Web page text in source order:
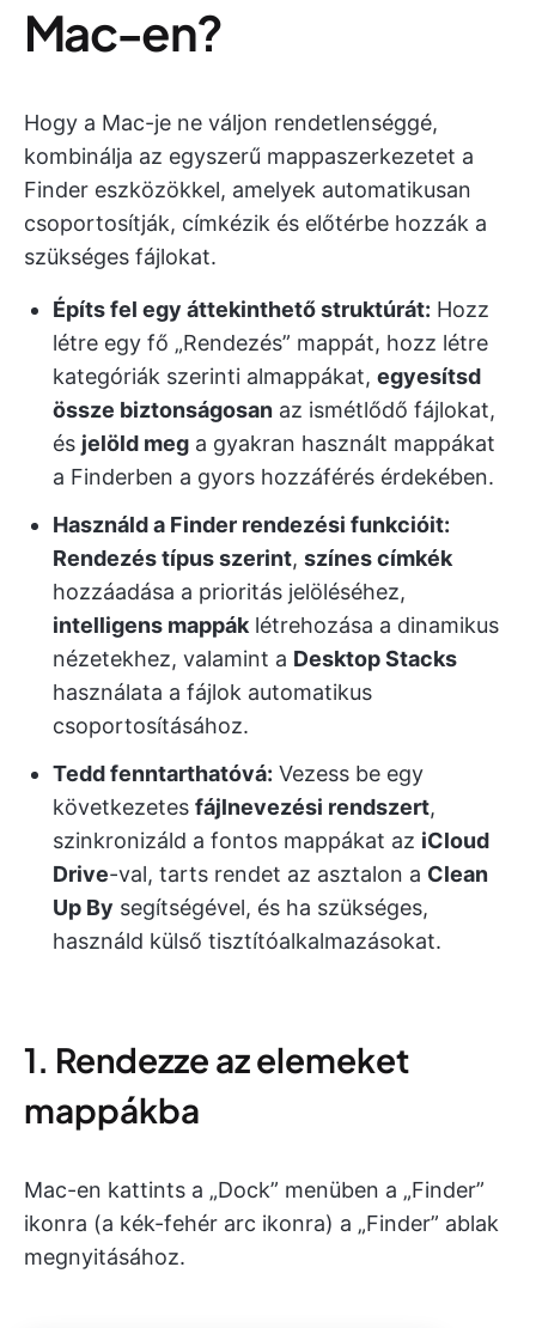
Mac-en?
Hogy a Mac-je ne váljon rendetlenséggé,
kombinálja az egyszerű mappaszerkezetet a
Finder eszközökkel, amelyek automatikusan
csoportosítják, címkézik és előtérbe hozzák a
szükséges fájlokat.
Építs fel egy áttekinthető struktúrát: Hozz
létre egy fő „Rendezés” mappát, hozz létre
kategóriák szerinti almappákat, egyesítsd
össze biztonságosan az ismétlődő fájlokat,
és jelöld meg a gyakran használt mappákat
a Finderben a gyors hozzáférés érdekében.
Használd a Finder rendezési funkcióit:
Rendezés típus szerint, színes címkék
hozzáadása a prioritás jelöléséhez,
intelligens mappák létrehozása a dinamikus
nézetekhez, valamint a Desktop Stacks
használata a fájlok automatikus
csoportosításához.
Tedd fenntarthatóvá: Vezess be egy
következetes fájlnevezési rendszert,
szinkronizáld a fontos mappákat az iCloud
Drive-val, tarts rendet az asztalon a Clean
Up By segítségével, és ha szükséges,
használd külső tisztítóalkalmazásokat.
1. Rendezze az elemeket
mappákba
Mac-en kattints a „Dock” menüben a „Finder”
ikonra (a kék-fehér arc ikonra) a „Finder” ablak
megnyitásához.